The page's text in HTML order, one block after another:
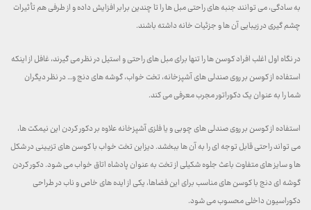
به سادگی، می توانند جنبه های راحتی مبل ها را تا چندین برابر افزایش داده و از طرفی هم تأثیرات
چشم گیری در زیبایی آن ها و جزئیات خانه داشته باشند.
در نگاه اول اغلب افراد کوسن ها را تنها برای مبل های راحتی و استیل در نظر می گیرند، غافل از اینکه
استفاده از کوسن بر روی صندلی های آشپزخانه، تخت خواب، گوشه های دنج و… در نظر دیگران
شما را به عنوان یک دکوراتور مجرب معرفی می کند.
استفاده از کوسن بر روی صندلی های چوبی و یا فلزی آشپزخانه علاوه بر دکور کردن این نیمکت ها،
می تواند راحتی قابل توجه ای را به آن ها ببخشد. دیزاین تخت خواب با کوسن های تزیینی در شکل
ها و سایز های متفاوت باعث جلوه شکیلی از تخت به عنوان پادشاه اتاق خواب می شود. دکور کردن
گوشه ای دنج با کوسن های مناسب برای این فضاها، یکی از ایده های خاص و ناب در طراحی
دکوراسیون داخلی محسوب می شود.